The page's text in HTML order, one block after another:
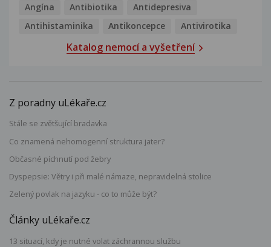
Angína
Antibiotika
Antidepresiva
Antihistaminika
Antikoncepce Antivirotika
Katalog nemocí a vyšetření
Z poradny uLékaře.cz
Stále se zvětšující bradavka
Co znamená nehomogenní struktura jater?
Občasné píchnutí pod žebry
Dyspepsie: Větry i při malé námaze, nepravidelná stolice
Zelený povlak na jazyku - co to může být?
Články uLékaře.cz
13 situací, kdy je nutné volat záchrannou službu